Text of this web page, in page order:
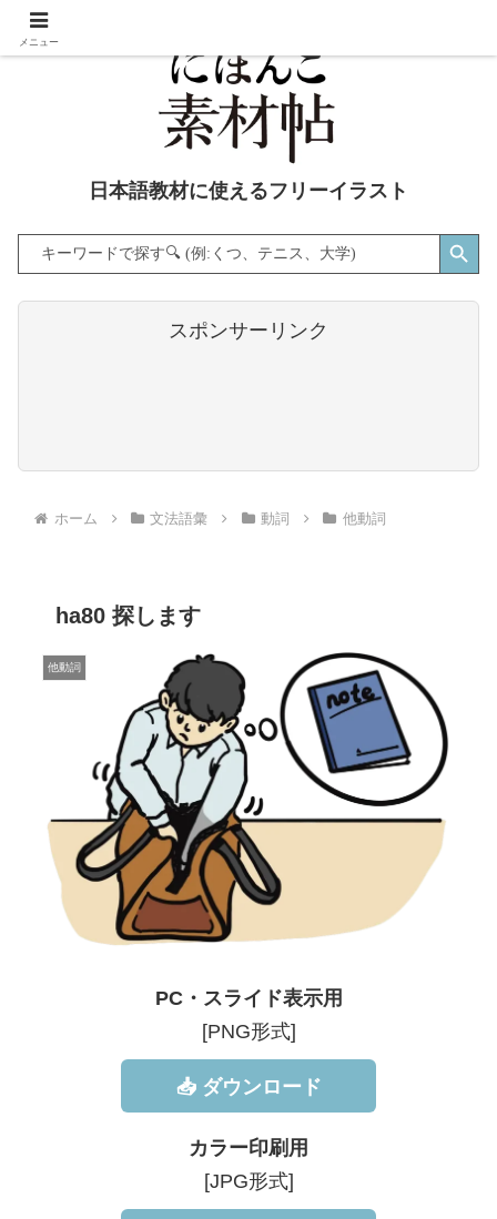
日本語教材に使えるフリーイラスト
Search
for:
Search Button
スポンサーリンク
ホーム 文法語彙 動詞 他動詞
ha80 探します
他動詞
PC・スライド表示用
[PNG形式]
📥 ダウンロード
カラー印刷用
[JPG形式]
メニュー